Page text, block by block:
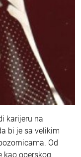
karijeru na
bi je sa velikim
Od
kao operskog